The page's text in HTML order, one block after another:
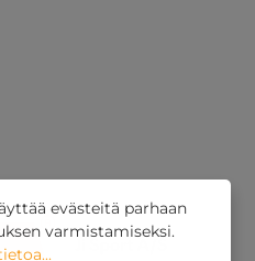
evästeitä parhaan
varmistamiseksi.